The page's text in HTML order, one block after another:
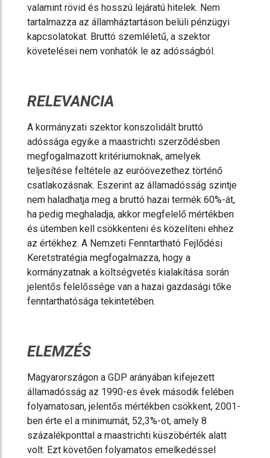
valamint rövid és hosszú lejáratú hitelek. Nem
tartalmazza az államháztartáson belüli pénzügyi
kapcsolatokat. Bruttó szemléletű, a szektor
követelései nem vonhatók le az adósságból.
RELEVANCIA
A kormányzati szektor konszolidált bruttó
adóssága egyike a maastrichti szerződésben
megfogalmazott kritériumoknak, amelyek
teljesítése feltétele az euróövezethez történő
csatlakozásnak. Eszerint az államadósság szintje
nem haladhatja meg a bruttó hazai termék 60%-át,
ha pedig meghaladja, akkor megfelelő mértékben
és ütemben kell csökkenteni és közelíteni ehhez
az értékhez. A Nemzeti Fenntartható Fejlődési
Keretstratégia megfogalmazza, hogy a
kormányzatnak a költségvetés kialakítása során
jelentős felelőssége van a hazai gazdasági tőke
fenntarthatósága tekintetében.
ELEMZÉS
Magyarországon a GDP arányában kifejezett
államadósság az 1990-es évek második felében
folyamatosan, jelentős mértékben csökkent, 2001-
ben érte el a minimumát, 52,3%-ot, amely 8
százalékponttal a maastrichti küszöbérték alatt
volt. Ezt követően folyamatos emelkedéssel